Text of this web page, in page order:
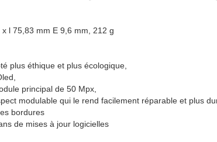
x l 75,83 mm E 9,6 mm, 212 g
plus éthique et plus écologique,
principal de 50 Mpx,
modulable qui le rend facilement réparable et plus
bordures
de mises à jour logicielles